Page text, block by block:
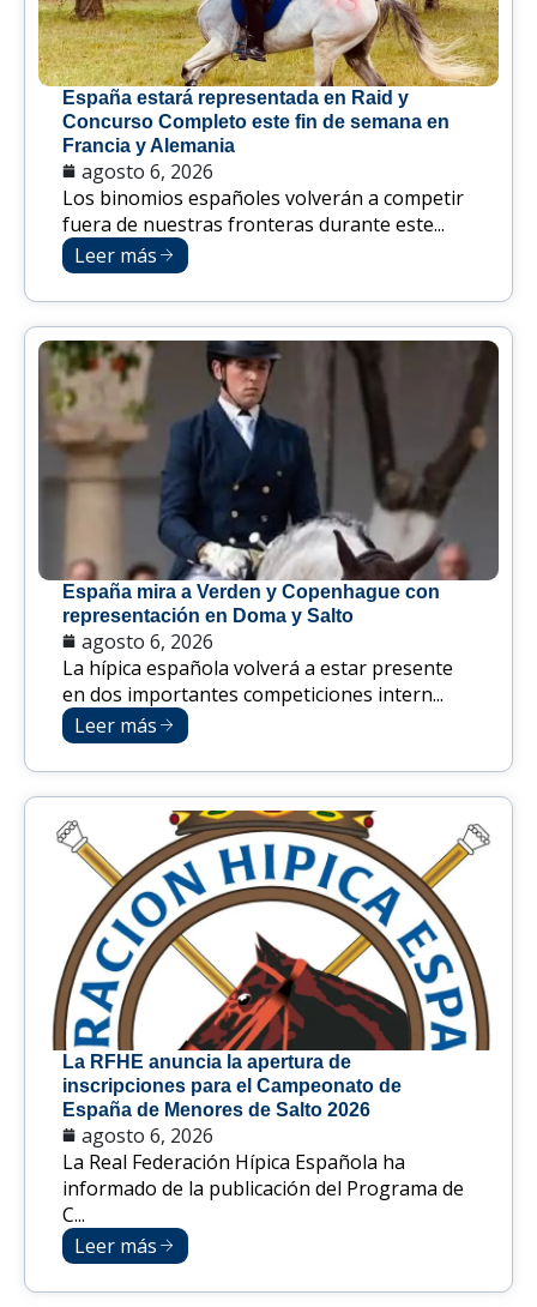
España estará representada en Raid y
Concurso Completo este fin de semana en
Francia y Alemania
agosto 6, 2026
Los binomios españoles volverán a competir
fuera de nuestras fronteras durante este...
Leer más
España mira a Verden y Copenhague con
representación en Doma y Salto
agosto 6, 2026
La hípica española volverá a estar presente
en dos importantes competiciones intern...
Leer más
La RFHE anuncia la apertura de
inscripciones para el Campeonato de
España de Menores de Salto 2026
agosto 6, 2026
La Real Federación Hípica Española ha
informado de la publicación del Programa de
C...
Leer más